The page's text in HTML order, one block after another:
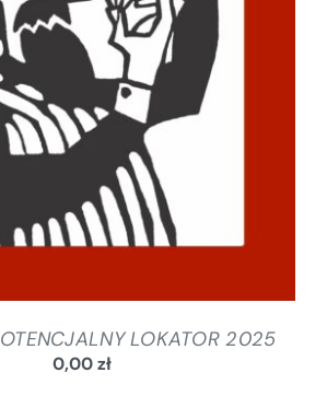
SZCZEGÓŁY
LOKATOR 2025
0,00zł